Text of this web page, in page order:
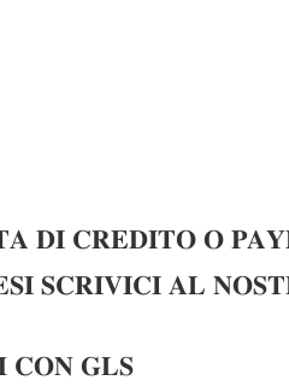
𝐃𝐈 𝐂𝐑𝐄𝐃𝐈𝐓𝐎 𝐎
𝐒𝐂𝐑𝐈𝐕𝐈𝐂𝐈 𝐀𝐋
𝐂𝐎𝐍 𝐆𝐋𝐒